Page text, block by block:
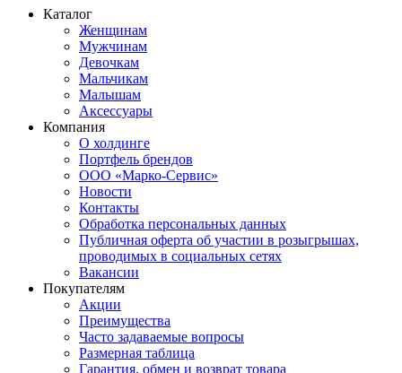
Каталог
Женщинам
Мужчинам
Девочкам
Мальчикам
Малышам
Аксессуары
Компания
О холдинге
Портфель брендов
ООО «Марко-Сервис»
Новости
Контакты
Обработка персональных данных
Публичная оферта об участии в розыгрышах,
проводимых в социальных сетях
Вакансии
Покупателям
Акции
Преимущества
Часто задаваемые вопросы
Размерная таблица
Гарантия, обмен и возврат товара